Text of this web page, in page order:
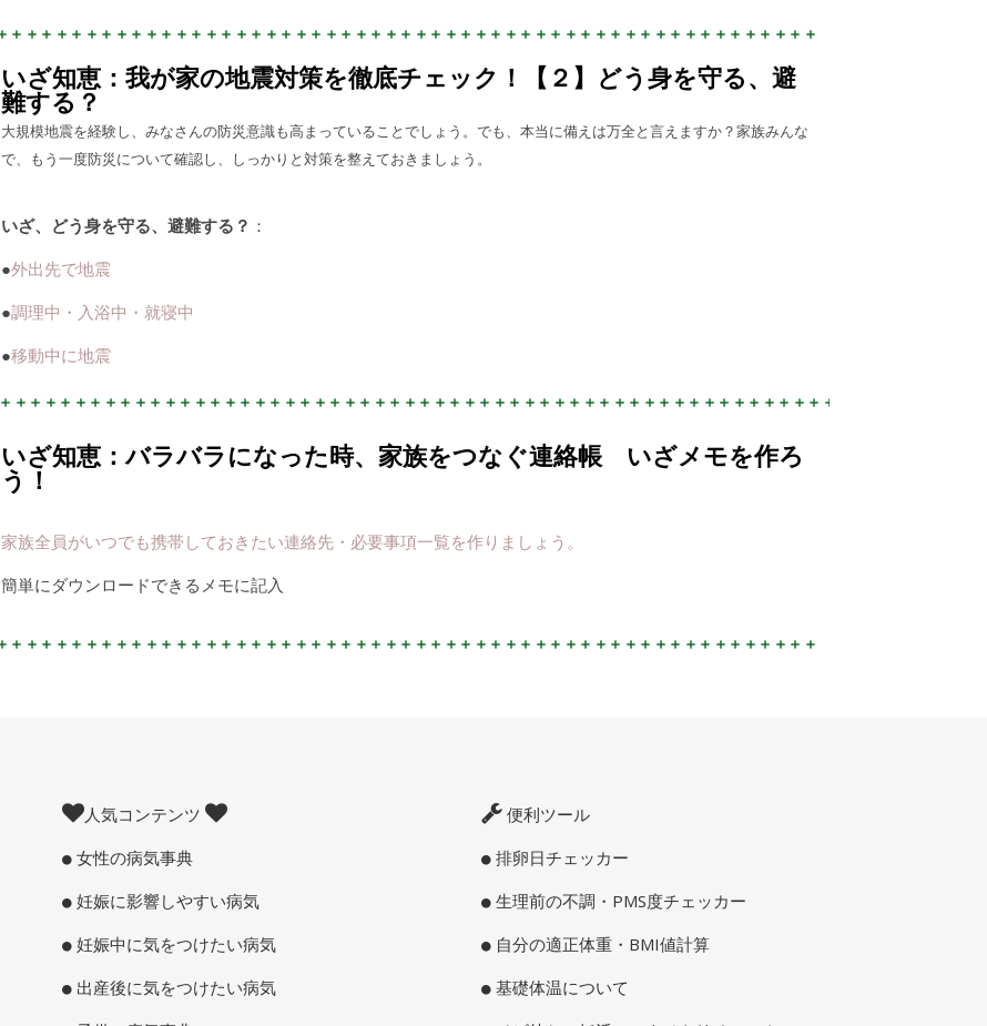
いざ知恵：我が家の地震対策を徹底チェック！【２】どう身を守る、避
難する？
大規模地震を経験し、みなさんの防災意識も高まっていることでしょう。でも、本当に備えは万全と言えますか？家族みんな
で、もう一度防災について確認し、しっかりと対策を整えておきましょう。
いざ、どう身を守る、避難する？ ：
●外出先で地震
●調理中・入浴中・就寝中
●移動中に地震
いざ知恵：バラバラになった時、家族をつなぐ連絡帳 いざメモを作ろ
う！
家族全員がいつでも携帯しておきたい連絡先・必要事項一覧を作りましょう。
簡単にダウンロードできるメモに記入
人気コンテンツ
女性の病気事典
妊娠に影響しやすい病気
妊娠中に気をつけたい病気
出産後に気をつけたい病気
便利ツール
排卵日チェッカー
生理前の不調・PMS度チェッカー
自分の適正体重・BMI値計算
基礎体温について